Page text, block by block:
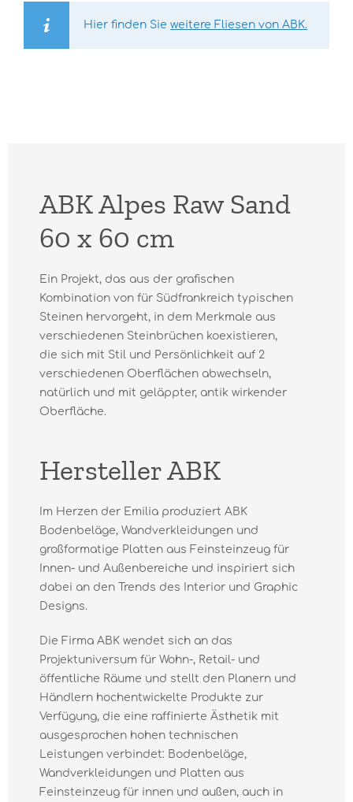
Hier finden Sieweitere Fliesen von ABK.
ABK Alpes Raw Sand
60 x 60 cm
Ein Projekt, das aus der grafischen
Kombination von für Südfrankreich typischen
Steinen hervorgeht, in dem Merkmale aus
verschiedenen Steinbrüchen koexistieren,
die sich mit Stil und Persönlichkeit auf 2
verschiedenen Oberflächen abwechseln,
natürlich und mit geläppter, antik wirkender
Oberfläche.
Hersteller ABK
Im Herzen der Emilia produziert ABK
Bodenbeläge, Wandverkleidungen und
großformatige Platten aus Feinsteinzeug für
Innen- und Außenbereiche und inspiriert sich
dabei an den Trends des Interior und Graphic
Designs.
Die Firma ABK wendet sich an das
Projektuniversum für Wohn-, Retail- und
öffentliche Räume und stellt den Planern und
Händlern hochentwickelte Produkte zur
Verfügung, die eine raffinierte Ästhetik mit
ausgesprochen hohen technischen
Leistungen verbindet: Bodenbeläge,
Wandverkleidungen und Platten aus
Feinsteinzeug für innen und außen, auch in